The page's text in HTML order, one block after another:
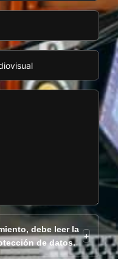
debe leer la
de datos.
+